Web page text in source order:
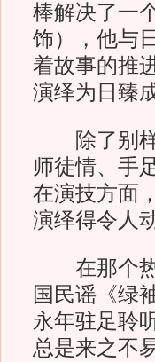
棒解决了一
饰），他与
着故事的推
演绎为日臻
除了别样
师徒情、手
在演技方面
演绎得令人
在那个热
国民谣《绿
永年驻足聆
总是来之不